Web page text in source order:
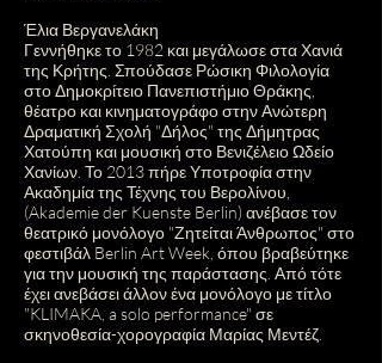
Έλια Βεργανελάκη
Γεννήθηκε το 1982 και μεγάλωσε στα Χανιά
της Κρήτης. Σπούδασε Ρώσικη Φιλολογία
στο Δημοκρίτειο Πανεπιστήμιο Θράκης,
θέατρο και κινηματογράφο στην Ανώτερη
Δραματική Σχολή "Δήλος" της Δήμητρας
Χατούπη και μουσική στο Βενιζέλειο Ωδείο
Χανίων. Το 2013 πήρε Υποτροφία στην
Ακαδημία της Τέχνης του Βερολίνου,
(Akademie der Kuenste Berlin) ανέβασε τον
θεατρικό μονόλογο "Ζητείται Άνθρωπος" στο
φεστιβάλ Berlin Art Week, όπου βραβεύτηκε
για την μουσική της παράστασης. Από τότε
έχει ανεβάσει άλλον ένα μονόλογο με τίτλο
"KLIMAKA, a solo performance" σε
σκηνοθεσία-χορογραφία Μαρίας Μεντέζ.